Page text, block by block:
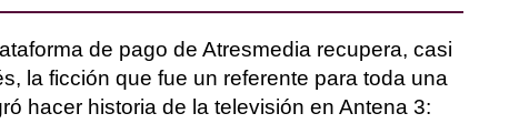
de pago de Atresmedia recupera, casi
la ficción que fue un referente para toda una
hacer historia de la televisión en Antena 3: